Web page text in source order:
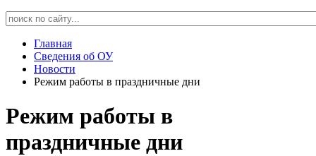
Главная
Сведения об ОУ
Новости
Режим работы в праздничные дни
Режим работы в
праздничные дни